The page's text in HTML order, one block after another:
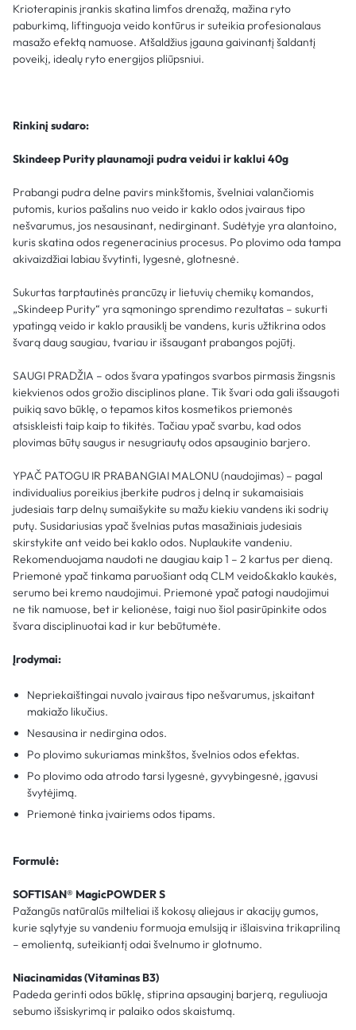
Krioterapinis įrankis skatina limfos drenažą, mažina ryto
paburkimą, liftinguoja veido kontūrus ir suteikia profesionalaus
masažo efektą namuose. Atšaldžius įgauna gaivinantį šaldantį
poveikį, idealų ryto energijos pliūpsniui.
Rinkinį sudaro:
Skindeep Purity plaunamoji pudra veidui ir kaklui 40g
Prabangi pudra delne pavirs minkštomis, švelniai valančiomis
putomis, kurios pašalins nuo veido ir kaklo odos įvairaus tipo
nešvarumus, jos nesausinant, nedirginant. Sudėtyje yra alantoino,
kuris skatina odos regeneracinius procesus. Po plovimo oda tampa
akivaizdžiai labiau švytinti, lygesnė, glotnesnė.
Sukurtas tarptautinės prancūzų ir lietuvių chemikų komandos,
„Skindeep Purity“ yra sąmoningo sprendimo rezultatas – sukurti
ypatingą veido ir kaklo prausiklį be vandens, kuris užtikrina odos
švarą daug saugiau, tvariau ir išsaugant prabangos pojūtį.
SAUGI PRADŽIA – odos švara ypatingos svarbos pirmasis žingsnis
kiekvienos odos grožio disciplinos plane. Tik švari oda gali išsaugoti
puikią savo būklę, o tepamos kitos kosmetikos priemonės
atsiskleisti taip kaip to tikitės. Tačiau ypač svarbu, kad odos
plovimas būtų saugus ir nesugriautų odos apsauginio barjero.
YPAČ PATOGU IR PRABANGIAI MALONU (naudojimas) – pagal
individualius poreikius įberkite pudros į delną ir sukamaisiais
judesiais tarp delnų sumaišykite su mažu kiekiu vandens iki sodrių
putų. Susidariusias ypač švelnias putas masažiniais judesiais
skirstykite ant veido bei kaklo odos. Nuplaukite vandeniu.
Rekomenduojama naudoti ne daugiau kaip 1 – 2 kartus per dieną.
Priemonė ypač tinkama paruošiant odą CLM veido&kaklo kaukės,
serumo bei kremo naudojimui. Priemonė ypač patogi naudojimui
ne tik namuose, bet ir kelionėse, taigi nuo šiol pasirūpinkite odos
švara disciplinuotai kad ir kur bebūtumėte.
Įrodymai:
Nepriekaištingai nuvalo įvairaus tipo nešvarumus, įskaitant
makiažo likučius.
Nesausina ir nedirgina odos.
Po plovimo sukuriamas minkštos, švelnios odos efektas.
Po plovimo oda atrodo tarsi lygesnė, gyvybingesnė, įgavusi
švytėjimą.
Priemonė tinka įvairiems odos tipams.
Formulė:
SOFTISAN® MagicPOWDER S
Pažangūs natūralūs milteliai iš kokosų aliejaus ir akacijų gumos,
kurie sąlytyje su vandeniu formuoja emulsiją ir išlaisvina trikapriliną
– emolientą, suteikiantį odai švelnumo ir glotnumo.
Niacinamidas (Vitaminas B3)
Padeda gerinti odos būklę, stiprina apsauginį barjerą, reguliuoja
sebumo išsiskyrimą ir palaiko odos skaistumą.